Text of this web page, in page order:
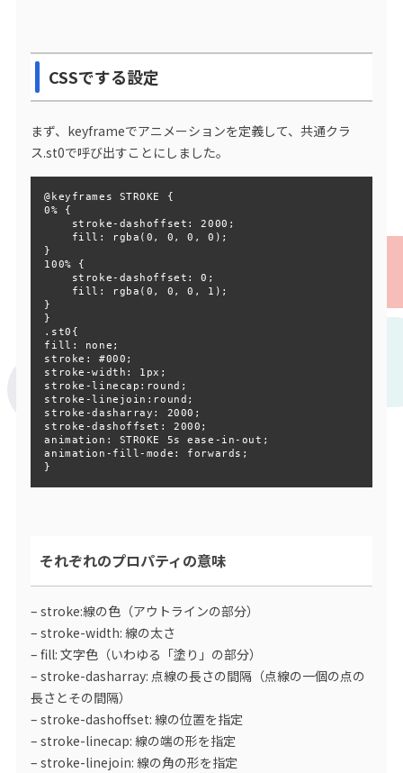
CSSでする設定
まず、keyframeでアニメーションを定義して、共通クラ
ス.st0で呼び出すことにしました。
@keyframes STROKE {
0% {
}
100% {
}
}
.st0{
fill: none;
stroke: #000;
stroke-width: 1px;
stroke-linecap:round;
stroke-linejoin:round;
stroke-dasharray: 2000;
stroke-dashoffset: 2000;
animation: STROKE 5s ease-in-out;
animation-fill-mode: forwards;
}
それぞれのプロパティの意味
– stroke:線の色（アウトラインの部分）
– stroke-width: 線の太さ
– fill: 文字色（いわゆる「塗り」の部分）
– stroke-dasharray: 点線の長さの間隔（点線の一個の点の
長さとその間隔）
– stroke-dashoffset: 線の位置を指定
– stroke-linecap: 線の端の形を指定
– stroke-linejoin: 線の角の形を指定